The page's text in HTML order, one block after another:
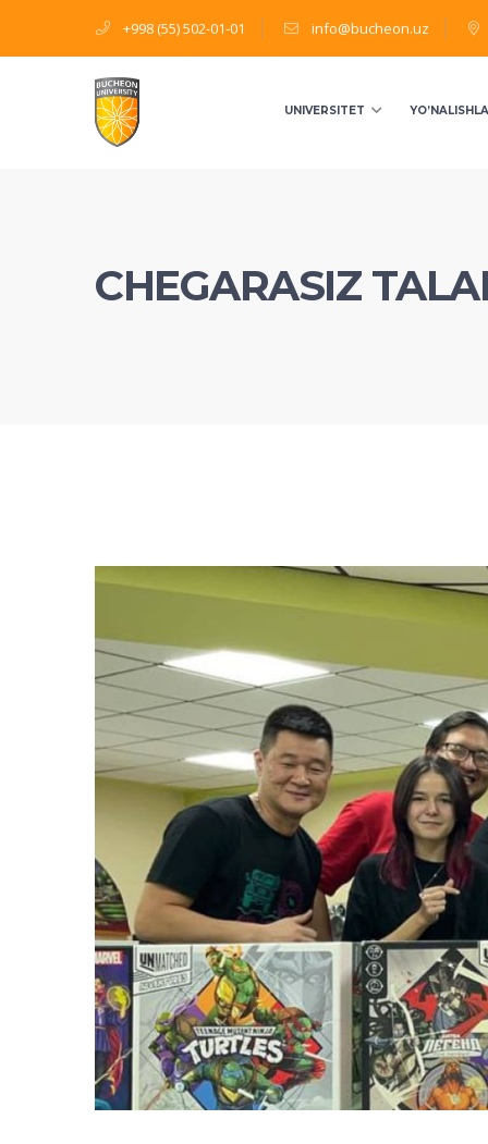
+998 (55) 502-01-01 info@bucheon.uz
UNIVERSITET
CHEGARASIZ